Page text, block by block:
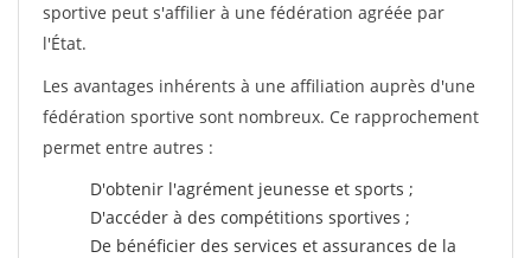
sportive peut s'affilier à une fédération agréée par
l'État.
Les avantages inhérents à une affiliation auprès d'une
fédération sportive sont nombreux. Ce rapprochement
permet entre autres :
D'obtenir l'agrément jeunesse et sports ;
D'accéder à des compétitions sportives ;
De bénéficier des services et assurances de la